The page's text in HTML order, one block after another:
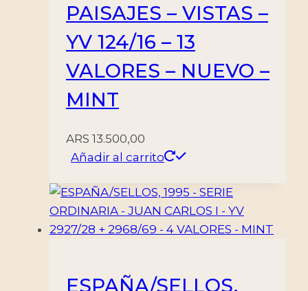
PAISAJES – VISTAS –
YV 124/16 – 13
VALORES – NUEVO –
MINT
ARS 13.500,00
Añadir al carrito
ESPAÑA/SELLOS,